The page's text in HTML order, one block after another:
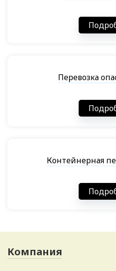
Перевозка
Контейнерная
Компания